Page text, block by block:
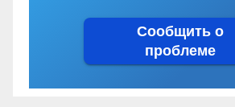
Сообщить о
проблеме